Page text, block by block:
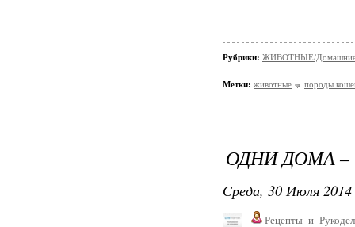
Рубрики: ЖИВОТНЫЕ/Домашние
Метки: животные породы
ОДНИ ДОМА
Среда, 30 Июля